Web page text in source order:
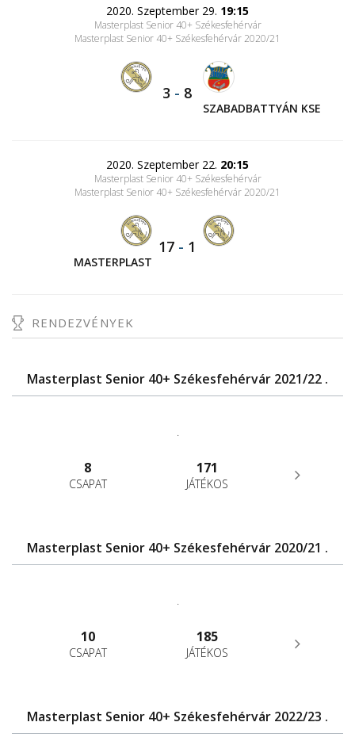
2020. Szeptember 29. 19:15
Masterplast Senior 40+ Székesfehérvár
Masterplast Senior 40+ Székesfehérvár 2020/21
3 - 8
SZABADBATTYÁN KSE
2020. Szeptember 22. 20:15
Masterplast Senior 40+ Székesfehérvár
Masterplast Senior 40+ Székesfehérvár 2020/21
MASTERPLAST
17 - 1
RENDEZVÉNYEK
Masterplast Senior 40+ Székesfehérvár 2021/22 .
.
8
CSAPAT
171
JÁTÉKOS
Masterplast Senior 40+ Székesfehérvár 2020/21 .
.
10
CSAPAT
185
JÁTÉKOS
Masterplast Senior 40+ Székesfehérvár 2022/23 .